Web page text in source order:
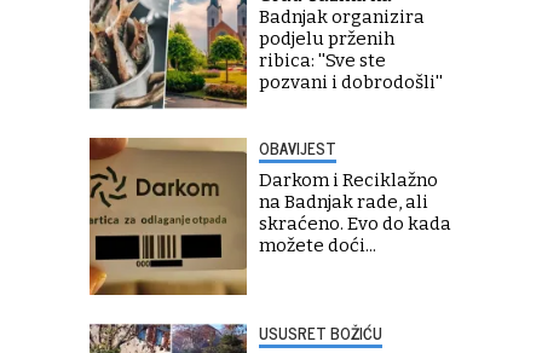
Badnjak organizira
podjelu prženih
ribica: ''Sve ste
pozvani i dobrodošli''
OBAVIJEST
Darkom i Reciklažno
na Badnjak rade, ali
skraćeno. Evo do kada
možete doći...
USUSRET BOŽIĆU